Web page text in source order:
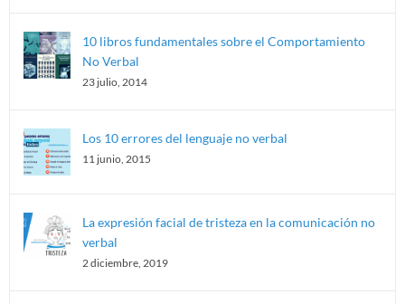
10 libros fundamentales sobre el Comportamiento
No Verbal
23 julio, 2014
Los 10 errores del lenguaje no verbal
11 junio, 2015
La expresión facial de tristeza en la comunicación no
verbal
2 diciembre, 2019